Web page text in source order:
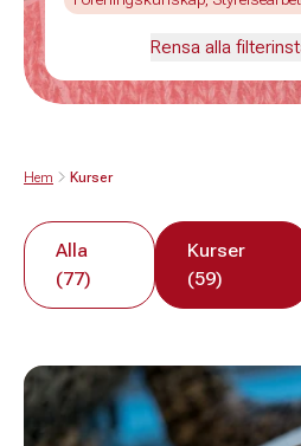
Rensa alla
Hem Kurser
Alla
(77)
Kurser
(59)